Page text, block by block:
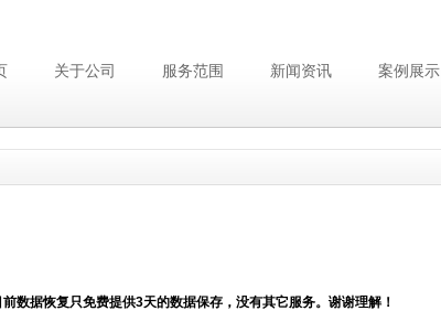
关于公司 服务范围 新闻资讯 案例展示
数据恢复只免费提供3天的数据保存，没有其它服务。谢谢理解！